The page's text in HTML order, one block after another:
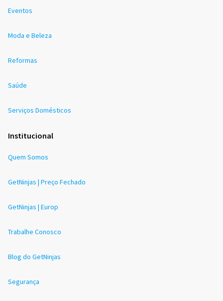
Eventos
Moda e Beleza
Reformas
Saúde
Serviços Domésticos
Institucional
Quem Somos
GetNinjas | Preço Fechado
GetNinjas | Europ
Trabalhe Conosco
Blog do GetNinjas
Segurança